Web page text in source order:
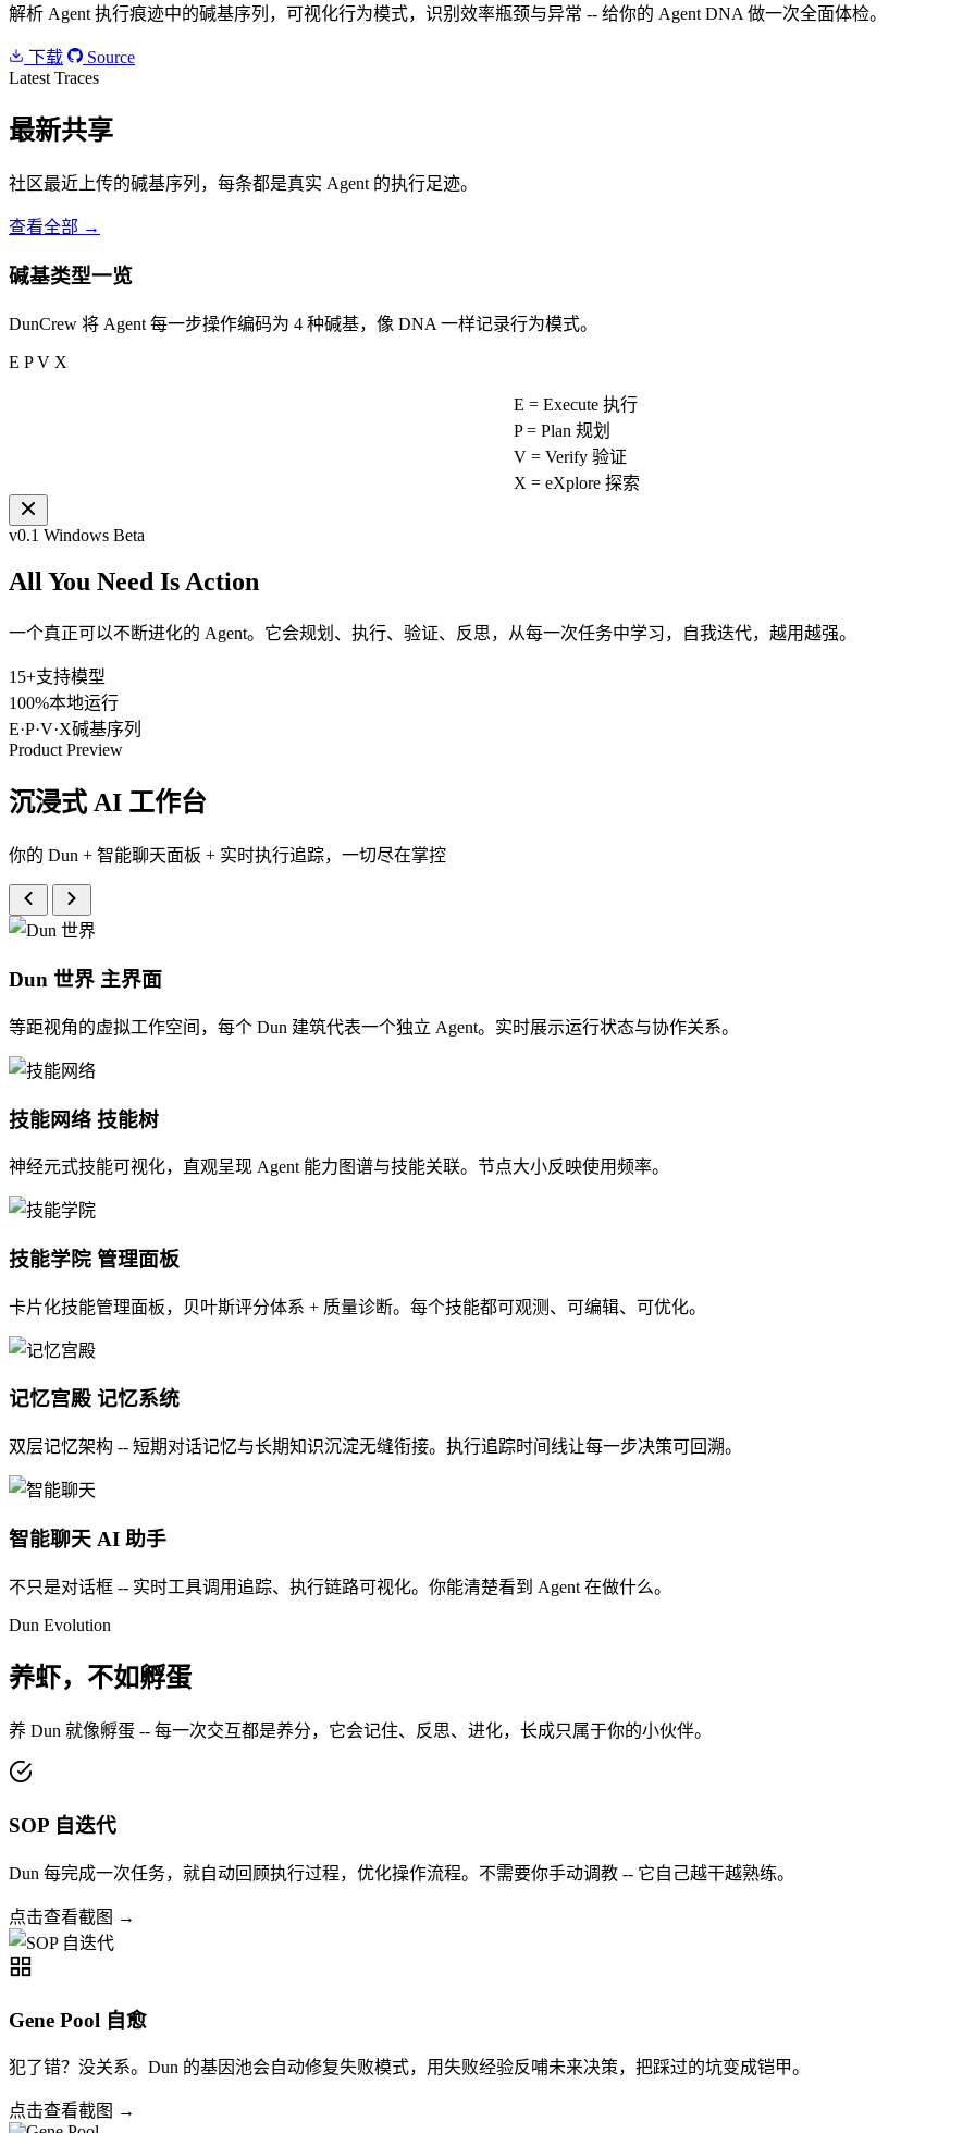
解析 Agent 执行痕迹中的碱基序列，可视化行为模式，识别效率瓶颈与异常 -- 给你的 Agent DNA 做一次全面体检。
下载
Source
Latest Traces
最新共享
社区最近上传的碱基序列，每条都是真实 Agent 的执行足迹。
查看全部 →
碱基类型一览
DunCrew 将 Agent 每一步操作编码为 4 种碱基，像 DNA 一样记录行为模式。
E P V X
E = Execute 执行
P = Plan 规划
V = Verify 验证
X = eXplore 探索
v0.1 Windows Beta
All You Need Is Action
一个真正可以不断进化的 Agent。它会规划、执行、验证、反思，从每一次任务中学习，自我迭代，越用越强。
15+支持模型
100%本地运行
E·P·V·X碱基序列
Product Preview
沉浸式 AI 工作台
你的 Dun + 智能聊天面板 + 实时执行追踪，一切尽在掌控
Dun 世界 主界面
等距视角的虚拟工作空间，每个 Dun 建筑代表一个独立 Agent。实时展示运行状态与协作关系。
技能网络 技能树
神经元式技能可视化，直观呈现 Agent 能力图谱与技能关联。节点大小反映使用频率。
技能学院 管理面板
卡片化技能管理面板，贝叶斯评分体系 + 质量诊断。每个技能都可观测、可编辑、可优化。
记忆宫殿 记忆系统
双层记忆架构 -- 短期对话记忆与长期知识沉淀无缝衔接。执行追踪时间线让每一步决策可回溯。
智能聊天 AI 助手
不只是对话框 -- 实时工具调用追踪、执行链路可视化。你能清楚看到 Agent 在做什么。
Dun Evolution
养虾，不如孵蛋
养 Dun 就像孵蛋 -- 每一次交互都是养分，它会记住、反思、进化，长成只属于你的小伙伴。
SOP 自迭代
Dun 每完成一次任务，就自动回顾执行过程，优化操作流程。不需要你手动调教 -- 它自己越干越熟练。
点击查看截图 →
Gene Pool 自愈
犯了错？没关系。Dun 的基因池会自动修复失败模式，用失败经验反哺未来决策，把踩过的坑变成铠甲。
点击查看截图 →